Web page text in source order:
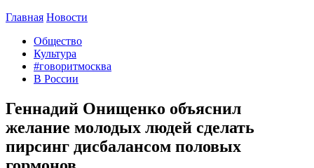
Главная Новости
Общество
Культура
#говоритмосква
В России
Геннадий Онищенко объяснил
желание молодых людей сделать
пирсинг дисбалансом половых